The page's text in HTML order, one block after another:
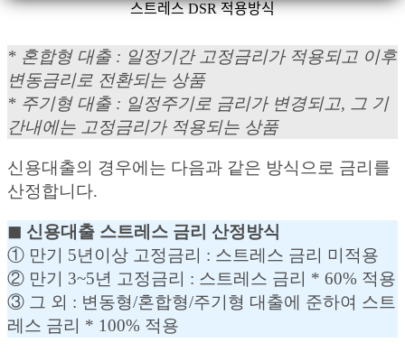
스트레스 DSR 적용방식
* 혼합형 대출 : 일정기간 고정금리가 적용되고 이후
변동금리로 전환되는 상품
* 주기형 대출 : 일정주기로 금리가 변경되고, 그 기
간내에는 고정금리가 적용되는 상품
신용대출의 경우에는 다음과 같은 방식으로 금리를
산정합니다.
◼︎ 신용대출 스트레스 금리 산정방식
① 만기 5년이상 고정금리 : 스트레스 금리 미적용
② 만기 3~5년 고정금리 : 스트레스 금리 * 60% 적용
③ 그 외 : 변동형/혼합형/주기형 대출에 준하여 스트
레스 금리 * 100% 적용